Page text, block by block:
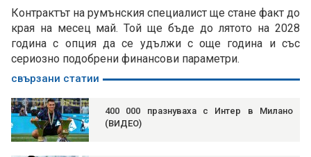
Контрактът на румънския специалист ще стане факт до
края на месец май. Той ще бъде до лятото на 2028
година с опция да се удължи с още година и със
сериозно подобрени финансови параметри.
свързани статии
400 000 празнуваха с Интер в Милано
(ВИДЕО)